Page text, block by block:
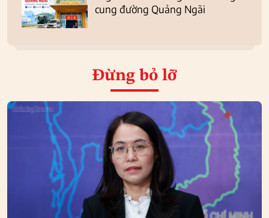
cung đường Quảng Ngãi
Đừng bỏ lỡ